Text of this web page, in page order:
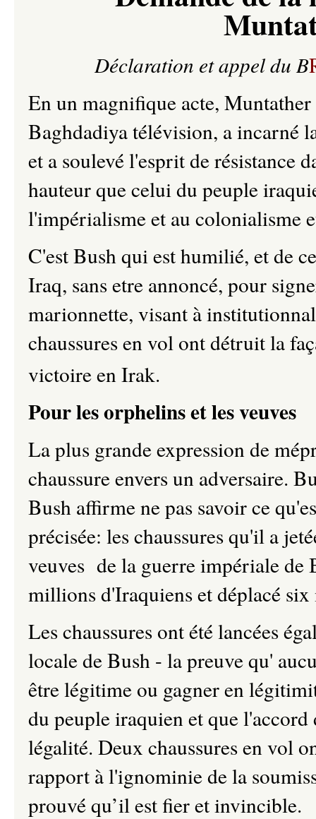
Déclaration et appel du B
En un magnifique acte,
Baghdadiya télévision, a incarné
et a soulevé l'esprit de résistance
hauteur que celui du peuple
l'impérialisme et au
C'est Bush qui est humilié, et de
Iraq, sans etre annoncé, pour
marionnette, visant à
chaussures en vol ont détruit la
victoire en Irak.
Pour les orphelins et les veuves
La plus grande expression de
chaussure envers un adversaire.
Bush affirme ne pas savoir ce
précisée: les chaussures qu'il a
veuves de la guerre impériale de
millions d'Iraquiens et déplacé
Les chaussures ont été lancées
locale de Bush - la preuve qu'
être légitime ou gagner en
du peuple iraquien et que
légalité. Deux chaussures en vol
rapport à l'ignominie de la
prouvé qu’il est fier et invincible.